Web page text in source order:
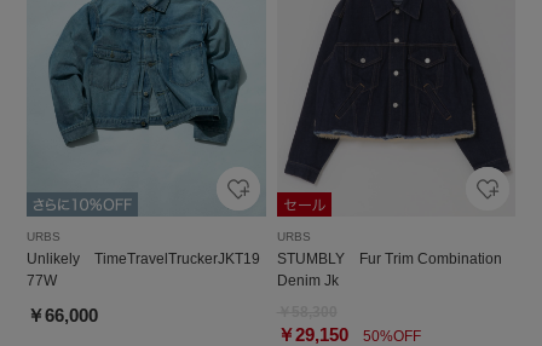
URBS
Unlikely TimeTravelTruckerJKT19
77W
￥66,000
URBS
STUMBLY Fur Trim Combination
Denim Jk
￥29,15050%OFF